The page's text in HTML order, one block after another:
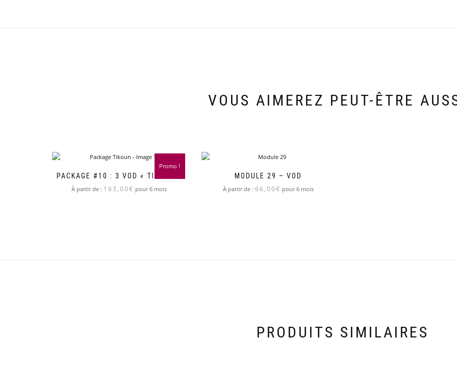
VOUS AIMEREZ PEUT-ÊTRE
PACKAGE #10 : 3 VOD « TIKOUN »
Promo !
À partir de : 163,00€ pour 6 mois
MODULE 29 – VOD
À partir de : 66,00€ pour 6 mois
PRODUITS SIMILAIRES